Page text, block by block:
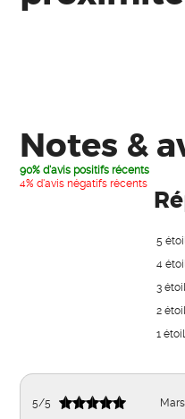
Notes &
90% d'avis positifs récents
4% d'avis négatifs récents
5
4
3
2
1
5/5